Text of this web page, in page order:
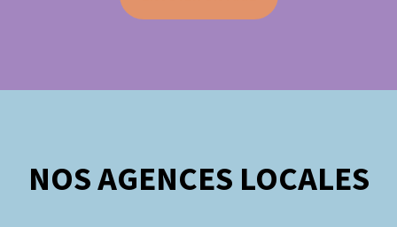
NOS AGENCES LOCALES